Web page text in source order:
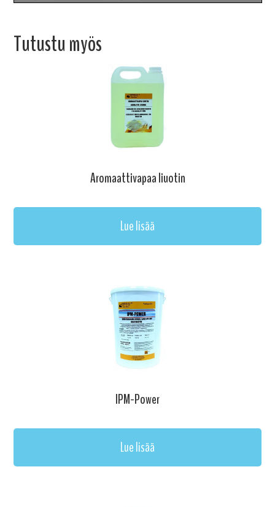
Tutustu myös
Aromaattivapaa liuotin
Lue lisää
IPM-Power
Lue lisää